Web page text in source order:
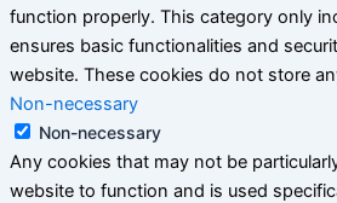
function properly. This category only
ensures basic functionalities and
website. These cookies do not store
Non-necessary
Non-necessary
Any cookies that may not be
website to function and is used